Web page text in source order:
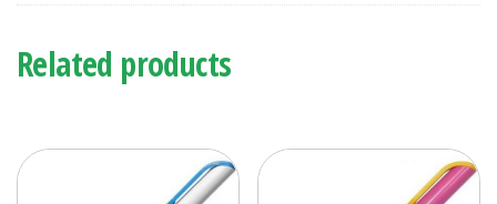
Related products